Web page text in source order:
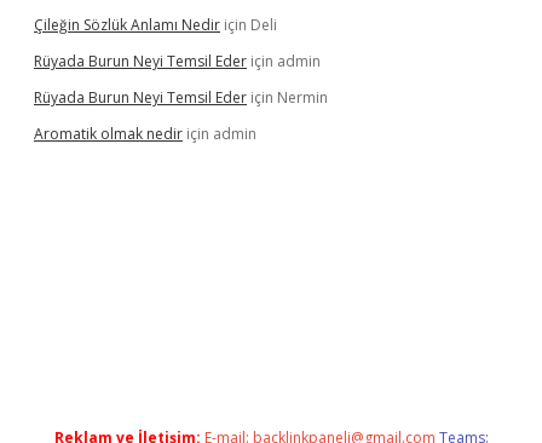
Çileğin Sözlük Anlamı Nedir için Deli
Rüyada Burun Neyi Temsil Eder için admin
Rüyada Burun Neyi Temsil Eder için Nermin
Aromatik olmak nedir için admin
Reklam ve İletişim: E-mail: backlinkpaneli@gmail.com Teams: